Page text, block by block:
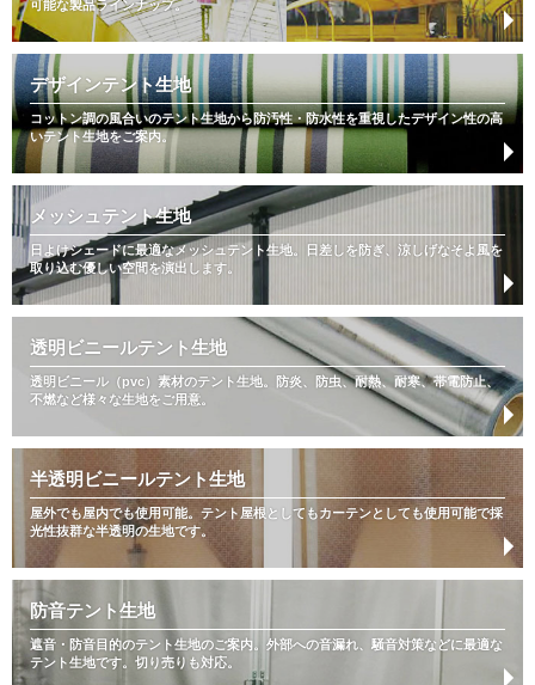
可能な製品ラインナップ。
デザインテント生地
コットン調の風合いのテント生地から防汚性・防水性を重視したデザイン性の高
いテント生地をご案内。
メッシュテント生地
日よけシェードに最適なメッシュテント生地。日差しを防ぎ、涼しげなそよ風を
取り込む優しい空間を演出します。
透明ビニールテント生地
透明ビニール（pvc）素材のテント生地。防炎、防虫、耐熱、耐寒、帯電防止、
不燃など様々な生地をご用意。
半透明ビニールテント生地
屋外でも屋内でも使用可能。テント屋根としてもカーテンとしても使用可能で採
光性抜群な半透明の生地です。
防音テント生地
遮音・防音目的のテント生地のご案内。外部への音漏れ、騒音対策などに最適な
テント生地です。切り売りも対応。